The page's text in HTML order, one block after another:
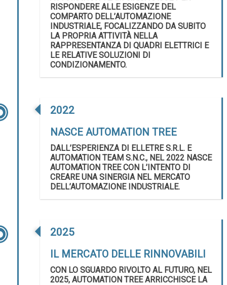
RISPONDERE ALLE ESIGENZE DEL
COMPARTO DELL’AUTOMAZIONE
INDUSTRIALE, FOCALIZZANDO DA SUBITO
LA PROPRIA ATTIVITÀ NELLA
RAPPRESENTANZA DI QUADRI ELETTRICI E
LE RELATIVE SOLUZIONI DI
CONDIZIONAMENTO.
NASCE AUTOMATION TREE
2022
DALL’ESPERIENZA DI ELLETRE S.R.L. E
AUTOMATION TEAM S.N.C., NEL 2022 NASCE
AUTOMATION TREE CON L’INTENTO DI
CREARE UNA SINERGIA NEL MERCATO
DELL’AUTOMAZIONE INDUSTRIALE.
IL MERCATO DELLE RINNOVABILI
2025
CON LO SGUARDO RIVOLTO AL FUTURO, NEL
2025, AUTOMATION TREE ARRICCHISCE LA